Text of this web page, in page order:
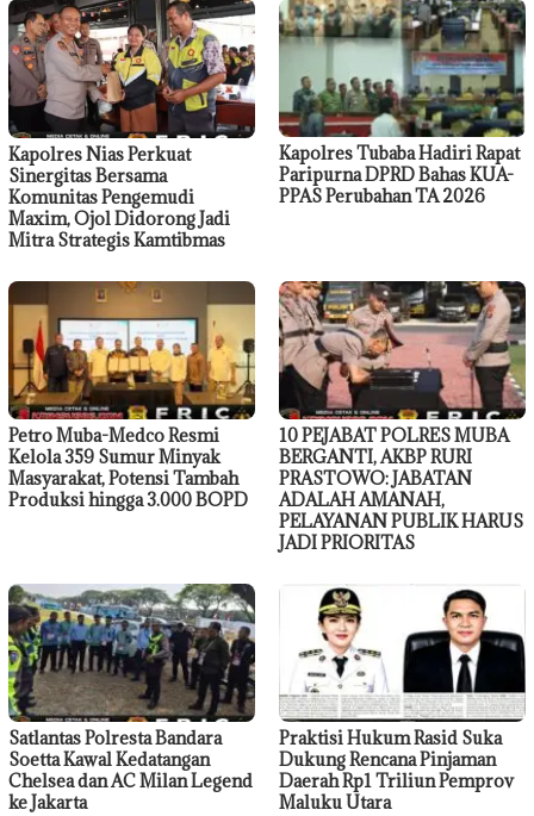
Kapolres Nias Perkuat
Sinergitas Bersama
Komunitas Pengemudi
Maxim, Ojol Didorong Jadi
Mitra Strategis Kamtibmas
Kapolres Tubaba Hadiri Rapat
Paripurna DPRD Bahas KUA-
PPAS Perubahan TA 2026
Petro Muba-Medco Resmi
Kelola 359 Sumur Minyak
Masyarakat, Potensi Tambah
Produksi hingga 3.000 BOPD
10 PEJABAT POLRES MUBA
BERGANTI, AKBP RURI
PRASTOWO: JABATAN
ADALAH AMANAH,
PELAYANAN PUBLIK HARUS
JADI PRIORITAS
Satlantas Polresta Bandara
Soetta Kawal Kedatangan
Chelsea dan AC Milan Legend
ke Jakarta
Praktisi Hukum Rasid Suka
Dukung Rencana Pinjaman
Daerah Rp1 Triliun Pemprov
Maluku Utara